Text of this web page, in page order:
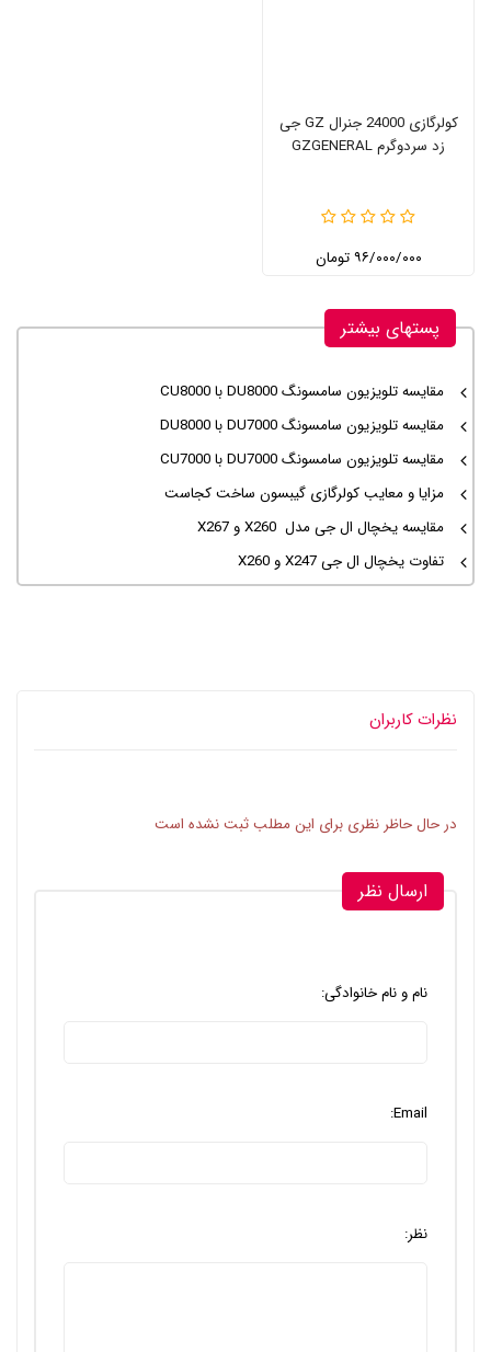
کولرگازی 24000 جنرال GZ جی
زد سردوگرم GZGENERAL
۹۶/۰۰۰/۰۰۰ تومان
پستهای بیشتر
مقایسه تلویزیون سامسونگ DU8000 با CU8000
مقایسه تلویزیون سامسونگ DU7000 با DU8000
مقایسه تلویزیون سامسونگ DU7000 با CU7000
مزایا و معایب کولرگازی گیبسون ساخت کجاست
مقایسه یخچال ال جی مدل X260 و X267
تفاوت یخچال ال جی X247 و X260
نظرات کاربران
در حال حاظر نظری برای این مطلب ثبت نشده است
ارسال نظر
نام و نام خانوادگی:
Email:
نظر: